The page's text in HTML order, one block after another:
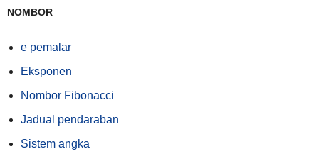
NOMBOR
e pemalar
Eksponen
Nombor Fibonacci
Jadual pendaraban
Sistem angka